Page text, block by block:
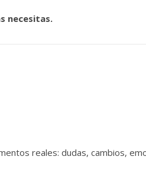
necesitas.
reales: dudas, cambios,